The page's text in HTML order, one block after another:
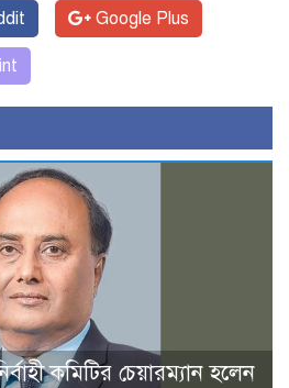
Google Plus
কমিটির চেয়ারম্যান হলেন